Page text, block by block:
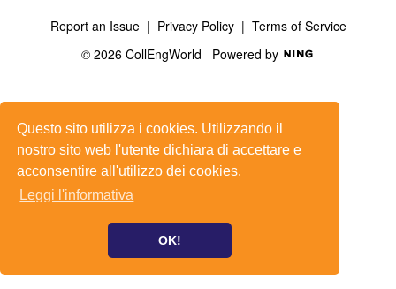
Questo sito utilizza i cookies. Utilizzando il
nostro sito web l'utente dichiara di accettare e
acconsentire all'utilizzo dei cookies.
Leggi l'informativa
OK!
Report an Issue| Privacy Policy| Terms of Service
© 2026 CollEngWorld Powered by